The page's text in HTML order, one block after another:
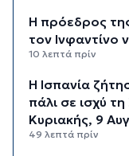
Η πρόεδρος
τον Ινφαντίνο
10 λεπτά πρίν
H Ισπανία
πάλι σε ισχύ
Κυριακής, 9
49 λεπτά πρίν